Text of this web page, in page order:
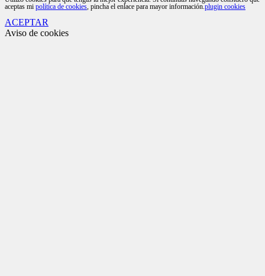
aceptas mi política de cookies , pincha el enlace para mayor información.plugin cookies
ACEPTAR
Aviso de cookies